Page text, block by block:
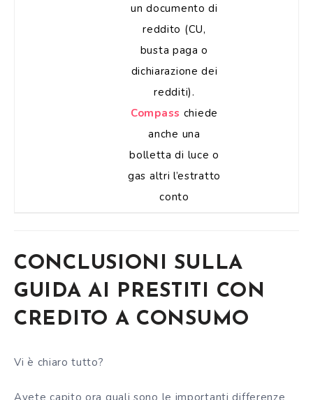
un documento di
reddito (CU,
busta paga o
dichiarazione dei
redditi).
Compass chiede
anche una
bolletta di luce o
gas altri l’estratto
conto
CONCLUSIONI SULLA
GUIDA AI PRESTITI CON
CREDITO A CONSUMO
Vi è chiaro tutto?